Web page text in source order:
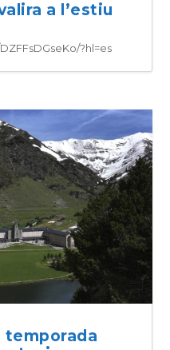
a l’estiu
?hl=es
temporada